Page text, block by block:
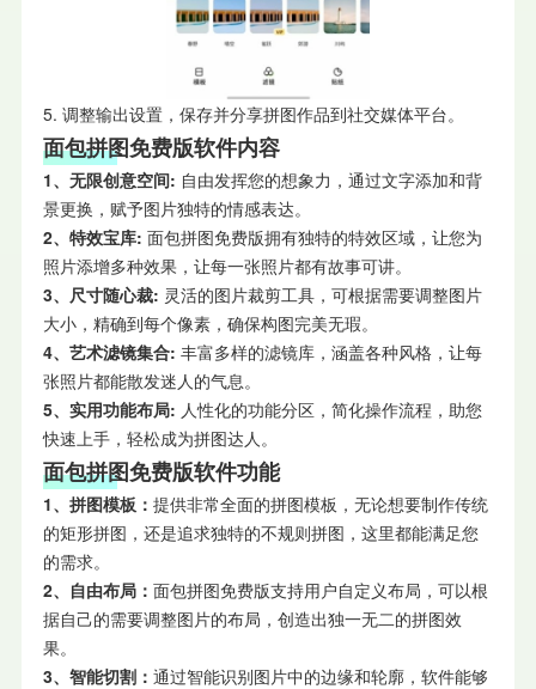
5. 调整输出设置，保存并分享拼图作品到社交媒体平台。
面包拼图免费版软件内容
1、无限创意空间: 自由发挥您的想象力，通过文字添加和背
景更换，赋予图片独特的情感表达。
2、特效宝库: 面包拼图免费版拥有独特的特效区域，让您为
照片添增多种效果，让每一张照片都有故事可讲。
3、尺寸随心裁: 灵活的图片裁剪工具，可根据需要调整图片
大小，精确到每个像素，确保构图完美无瑕。
4、艺术滤镜集合: 丰富多样的滤镜库，涵盖各种风格，让每
张照片都能散发迷人的气息。
5、实用功能布局: 人性化的功能分区，简化操作流程，助您
快速上手，轻松成为拼图达人。
面包拼图免费版软件功能
1、拼图模板： 提供非常全面的拼图模板，无论想要制作传统
的矩形拼图，还是追求独特的不规则拼图，这里都能满足您
的需求。
2、自由布局： 面包拼图免费版支持用户自定义布局，可以根
据自己的需要调整图片的布局，创造出独一无二的拼图效
果。
3、智能切割： 通过智能识别图片中的边缘和轮廓，软件能够